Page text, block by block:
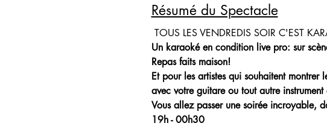
Résumé du Spectacle
TOUS LES VENDREDIS SOIR C'EST
Un karaoké en condition live pro: sur
Repas faits maison!
Et pour les artistes qui souhaitent
avec votre guitare ou tout autre
Vous allez passer une soirée incroyable,
19h - 00h30